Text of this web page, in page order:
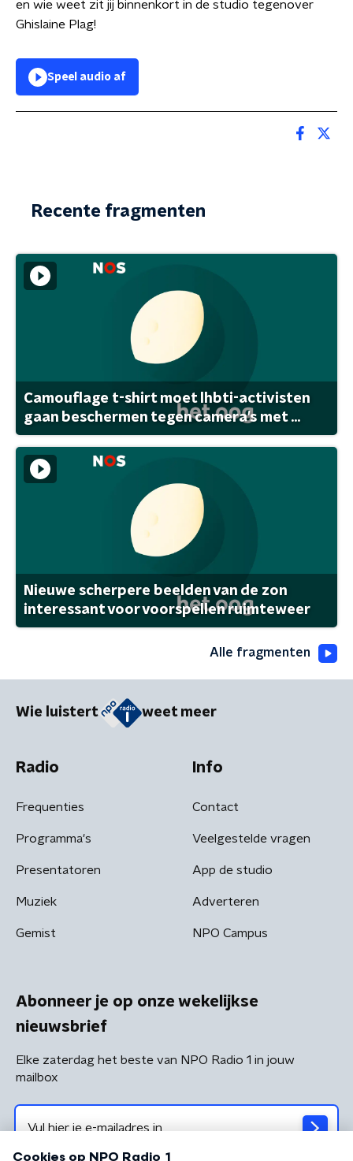
en wie weet zit jij binnenkort in de studio tegenover
Ghislaine Plag!
Speel audio af
Recente fragmenten
Camouflage t-shirt moet lhbti-activisten
gaan beschermen tegen camera's met ...
Nieuwe scherpere beelden van de zon
interessant voor voorspellen ruimteweer
Alle fragmenten
Wie luistert weet meer
Radio
Frequenties
Programma's
Presentatoren
Muziek
Gemist
Info
Contact
Veelgestelde vragen
App de studio
Adverteren
NPO Campus
Abonneer je op onze wekelijkse
nieuwsbrief
Elke zaterdag het beste van NPO Radio 1 in jouw
mailbox